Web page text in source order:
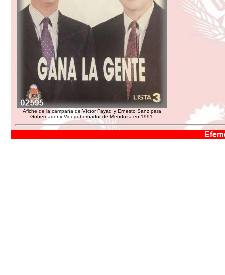
Afiche de la campaña de Víctor Fayad y Ernesto Sanz para
Gobernador y Vicegobernador de Mendoza en 1991.